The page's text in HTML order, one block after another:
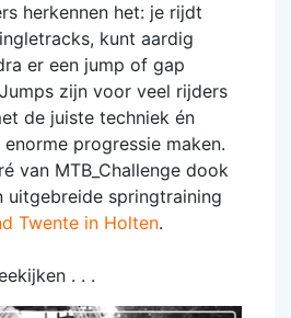
herkennen het: je rijdt
kunt aardig
er een jump of gap
zijn voor veel rijders
de juiste techniek én
progressie maken.
van MTB_Challenge dook
uitgebreide springtraining
Twente in Holten.
. . .